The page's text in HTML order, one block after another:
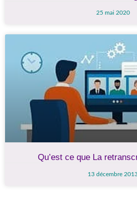
25 mai 2020
Qu’est ce que La
13 décembre